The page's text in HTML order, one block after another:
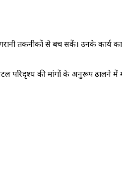
तकनीकों से बच सकें। उनके कार्य
परिदृश्य की मांगों के अनुरूप ढालने में